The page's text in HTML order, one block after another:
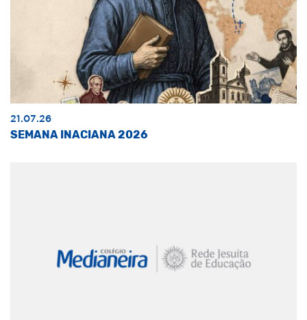
21.07.26
SEMANA INACIANA 2026